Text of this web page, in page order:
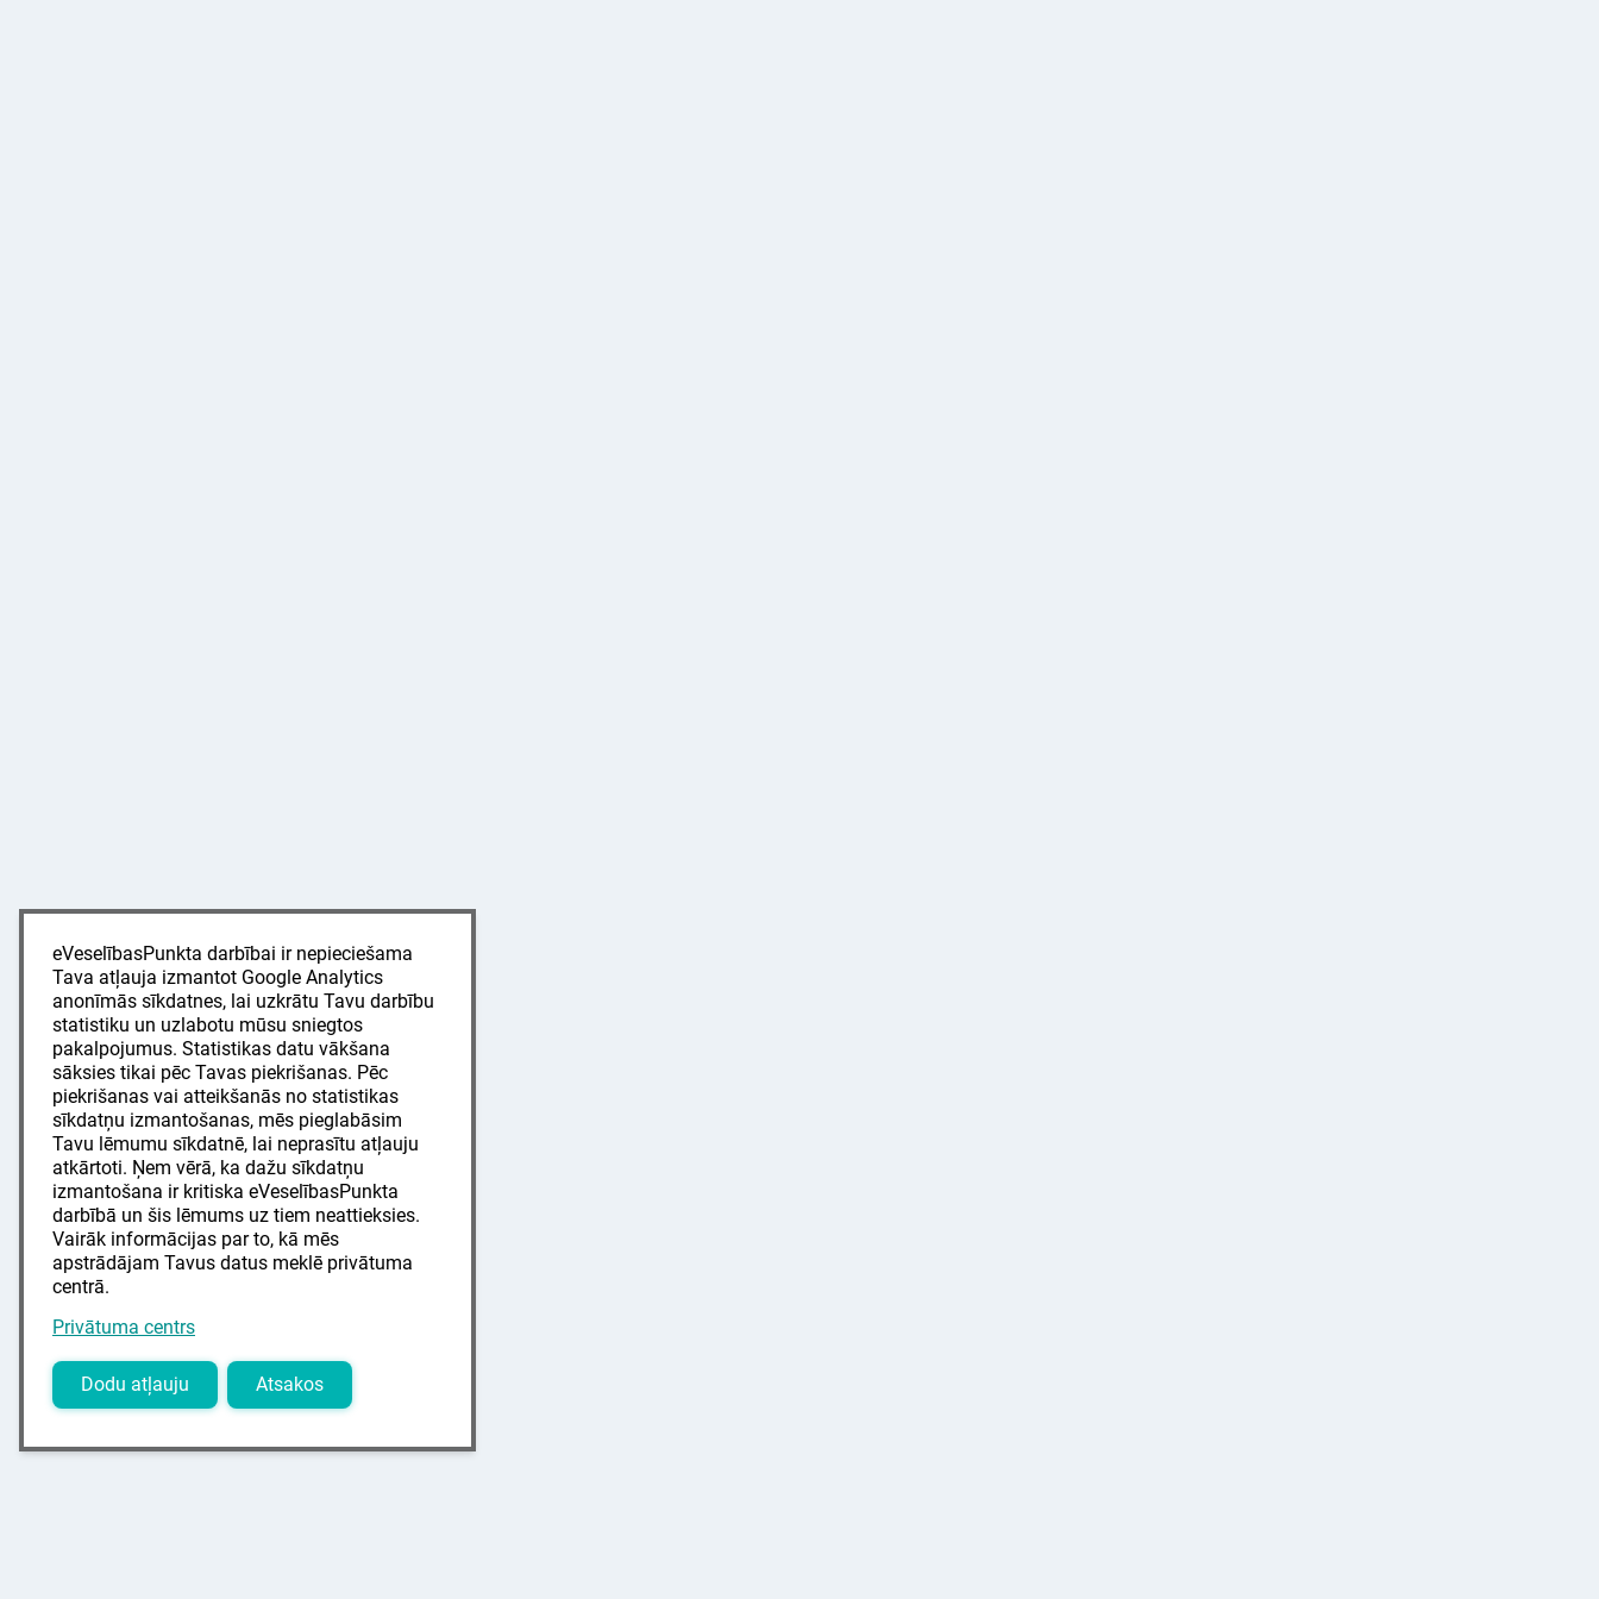
eVeselībasPunkta darbībai ir nepieciešama
Tava atļauja izmantot Google Analytics
anonīmās sīkdatnes, lai uzkrātu Tavu darbību
statistiku un uzlabotu mūsu sniegtos
pakalpojumus. Statistikas datu vākšana
sāksies tikai pēc Tavas piekrišanas. Pēc
piekrišanas vai atteikšanās no statistikas
sīkdatņu izmantošanas, mēs pieglabāsim
Tavu lēmumu sīkdatnē, lai neprasītu atļauju
atkārtoti. Ņem vērā, ka dažu sīkdatņu
izmantošana ir kritiska eVeselībasPunkta
darbībā un šis lēmums uz tiem neattieksies.
Vairāk informācijas par to, kā mēs
apstrādājam Tavus datus meklē privātuma
centrā.
Privātuma centrs
Dodu atļauju Atsakos